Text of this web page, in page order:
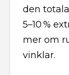
den
5–10 %
mer om
vinklar.